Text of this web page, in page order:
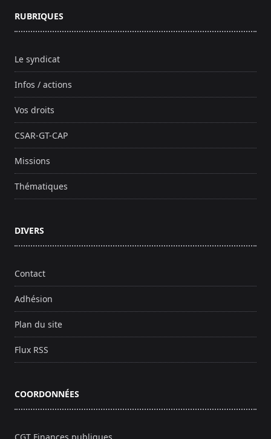
RUBRIQUES
Le syndicat
Infos / actions
Vos droits
CSAR-GT-CAP
Missions
Thématiques
DIVERS
Contact
Adhésion
Plan du site
Flux RSS
COORDONNÉES